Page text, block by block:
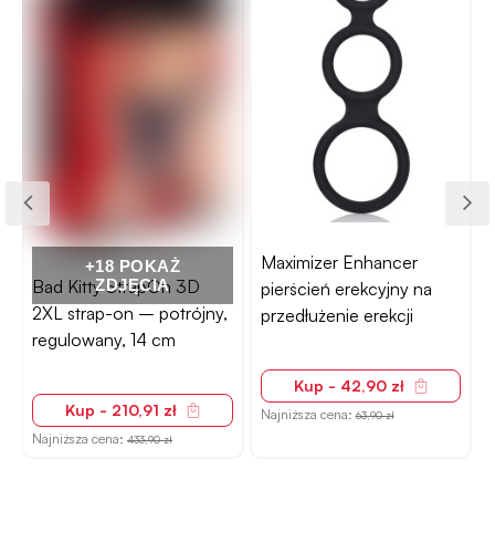
+18 POKAŻ
ZDJĘCIA
Bad Kitty StrapOn 3D
2XL strap-on – potrójny,
regulowany, 14 cm
Kup - 210,91 zł
Najniższa cena:433,90 zł
Maximizer Enhancer
pierścień erekcyjny na
przedłużenie erekcji
Kup - 42,90 zł
Najniższa cena:63,90 zł